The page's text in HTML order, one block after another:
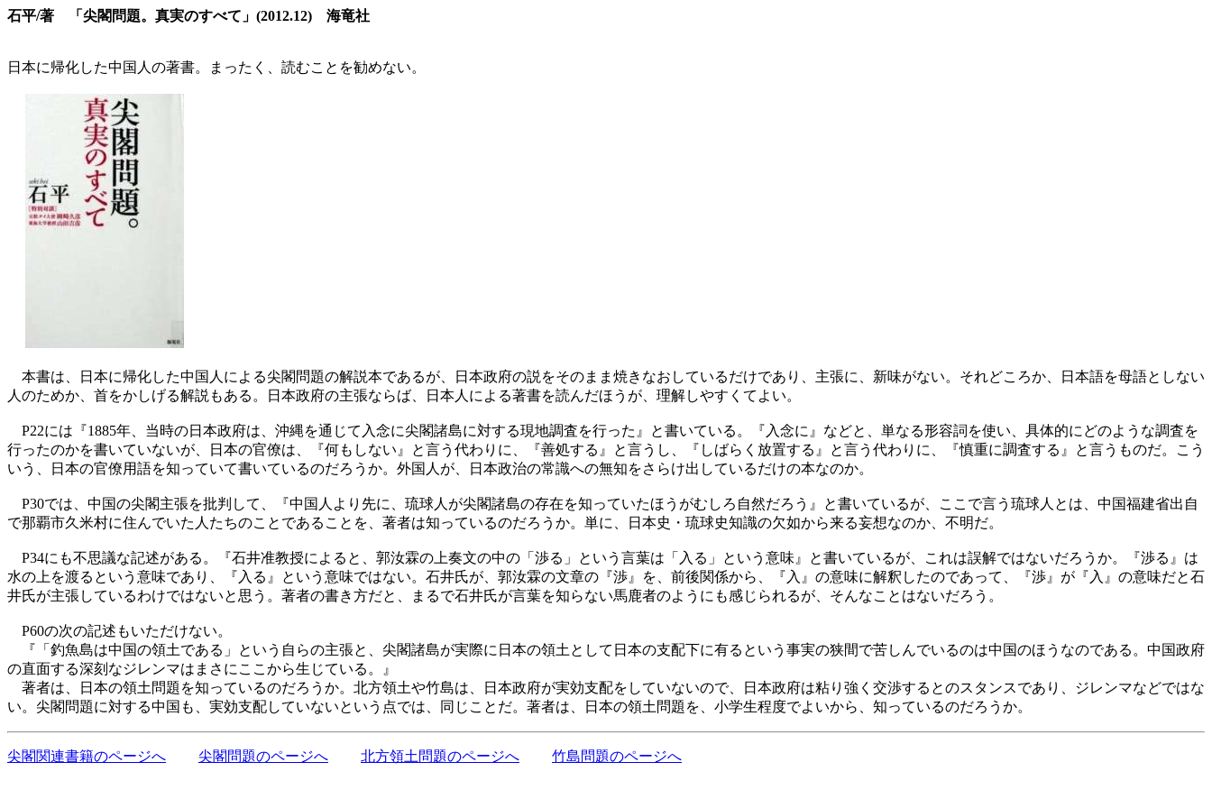
石平/著 「尖閣問題。真実のすべて」(2012.12) 海竜社
日本に帰化した中国人の著書。まったく、読むことを勧めない。
本書は、日本に帰化した中国人による尖閣問題の解説本であるが、日本政府の説をそのまま焼きなおしているだけであり、主張に、新味がない。それどころか、日本語を母語としない
人のためか、首をかしげる解説もある。日本政府の主張ならば、日本人による著書を読んだほうが、理解しやすくてよい。
P22には『1885年、当時の日本政府は、沖縄を通じて入念に尖閣諸島に対する現地調査を行った』と書いている。『入念に』などと、単なる形容詞を使い、具体的にどのような調査を
行ったのかを書いていないが、日本の官僚は、『何もしない』と言う代わりに、『善処する』と言うし、『しばらく放置する』と言う代わりに、『慎重に調査する』と言うものだ。こう
いう、日本の官僚用語を知っていて書いているのだろうか。外国人が、日本政治の常識への無知をさらけ出しているだけの本なのか。
P30では、中国の尖閣主張を批判して、『中国人より先に、琉球人が尖閣諸島の存在を知っていたほうがむしろ自然だろう』と書いているが、ここで言う琉球人とは、中国福建省出自
で那覇市久米村に住んでいた人たちのことであることを、著者は知っているのだろうか。単に、日本史・琉球史知識の欠如から来る妄想なのか、不明だ。
P34にも不思議な記述がある。『石井准教授によると、郭汝霖の上奏文の中の「渉る」という言葉は「入る」という意味』と書いているが、これは誤解ではないだろうか。『渉る』は
水の上を渡るという意味であり、『入る』という意味ではない。石井氏が、郭汝霖の文章の『渉』を、前後関係から、『入』の意味に解釈したのであって、『渉』が『入』の意味だと石
井氏が主張しているわけではないと思う。著者の書き方だと、まるで石井氏が言葉を知らない馬鹿者のようにも感じられるが、そんなことはないだろう。
P60の次の記述もいただけない。
『「釣魚島は中国の領土である」という自らの主張と、尖閣諸島が実際に日本の領土として日本の支配下に有るという事実の狭間で苦しんでいるのは中国のほうなのである。中国政府
の直面する深刻なジレンマはまさにここから生じている。』
著者は、日本の領土問題を知っているのだろうか。北方領土や竹島は、日本政府が実効支配をしていないので、日本政府は粘り強く交渉するとのスタンスであり、ジレンマなどではな
い。尖閣問題に対する中国も、実効支配していないという点では、同じことだ。著者は、日本の領土問題を、小学生程度でよいから、知っているのだろうか。
尖閣関連書籍のページへ 尖閣問題のページへ 北方領土問題のページへ 竹島問題のページへ